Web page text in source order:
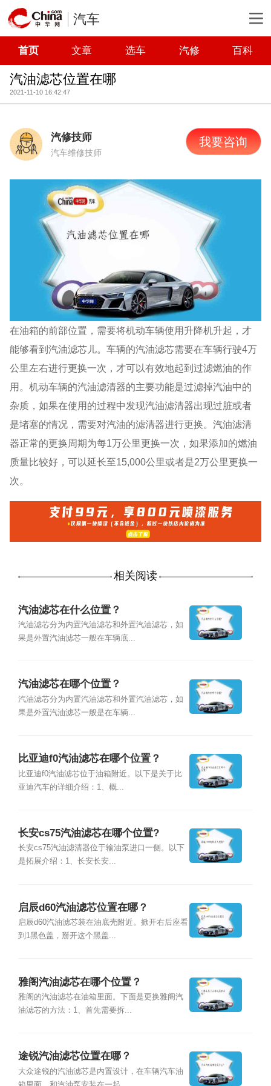
汽车
首页 文章 选车 汽修 百科
汽油滤芯位置在哪
2021-11-10 16:42:47
汽修技师
汽车维修技师
我要咨询
在油箱的前部位置，需要将机动车辆使用升降机升起，才
能够看到汽油滤芯儿。车辆的汽油滤芯需要在车辆行驶4万
公里左右进行更换一次，才可以有效地起到过滤燃油的作
用。机动车辆的汽油滤清器的主要功能是过滤掉汽油中的
杂质，如果在使用的过程中发现汽油滤清器出现过脏或者
是堵塞的情况，需要对汽油的滤清器进行更换。汽油滤清
器正常的更换周期为每1万公里更换一次，如果添加的燃油
质量比较好，可以延长至15,000公里或者是2万公里更换一
次。
相关阅读
汽油滤芯在什么位置？
汽油滤芯分为内置汽油滤芯和外置汽油滤芯，如
果是外置汽油滤芯一般在车辆底...
汽油滤芯在哪个位置？
汽油滤芯分为内置汽油滤芯和外置汽油滤芯，如
果是外置汽油滤芯一般是在车辆...
比亚迪f0汽油滤芯在哪个位置？
比亚迪f0汽油滤芯位于油箱附近。以下是关于比
亚迪汽车的详细介绍：1、概...
长安cs75汽油滤芯在哪个位置?
长安cs75汽油滤清器位于输油泵进口一侧。以下
是拓展介绍：1、长安长安...
启辰d60汽油滤芯位置在哪？
启辰d60汽油滤芯装在油底壳附近。掀开右后座看
到1黑色盖，掰开这个黑盖...
雅阁汽油滤芯在哪个位置？
雅阁的汽油滤芯在油箱里面。下面是更换雅阁汽
油滤芯的方法：1、首先需要拆...
途锐汽油滤芯位置在哪？
大众途锐的汽油滤芯是内置设计，在车辆汽车油